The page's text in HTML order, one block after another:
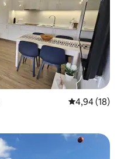
Note
4,94 (18)